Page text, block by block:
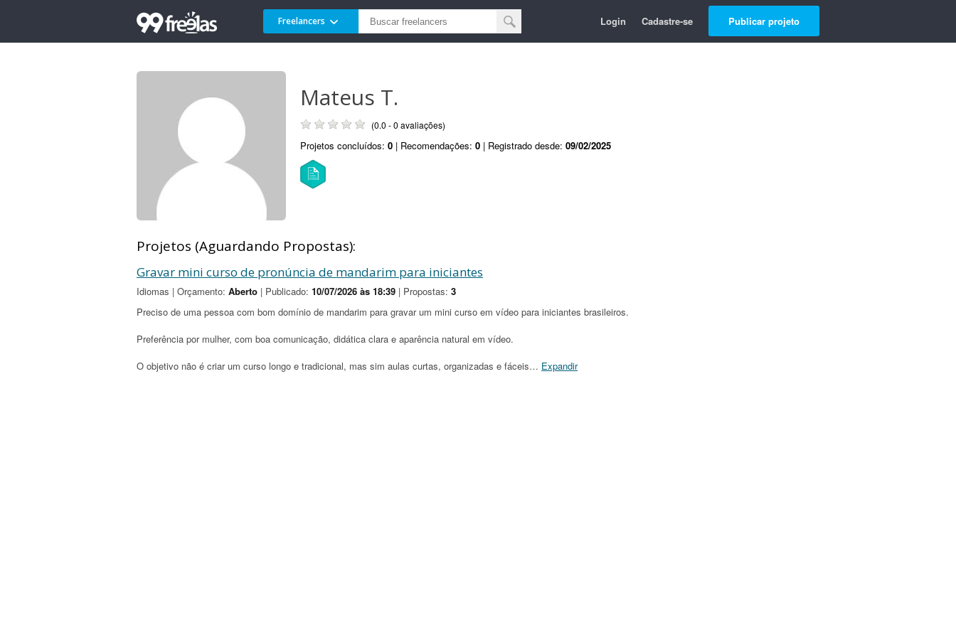
Freelancers Login Cadastre-se Publicar projeto
Mateus T.
(0.0 - 0 avaliações)
Projetos concluídos: 0 | Recomendações: 0 | Registrado desde: 09/02/2025
Projetos (Aguardando Propostas):
Gravar mini curso de pronúncia de mandarim para iniciantes
Idiomas | Orçamento: Aberto | Publicado: 10/07/2026 às 18:39 | Propostas: 3
Preciso de uma pessoa com bom domínio de mandarim para gravar um mini curso em vídeo para iniciantes brasileiros.
Preferência por mulher, com boa comunicação, didática clara e aparência natural em vídeo.
O objetivo não é criar um curso longo e tradicional, mas sim aulas curtas, organizadas e fáceis… Expandir